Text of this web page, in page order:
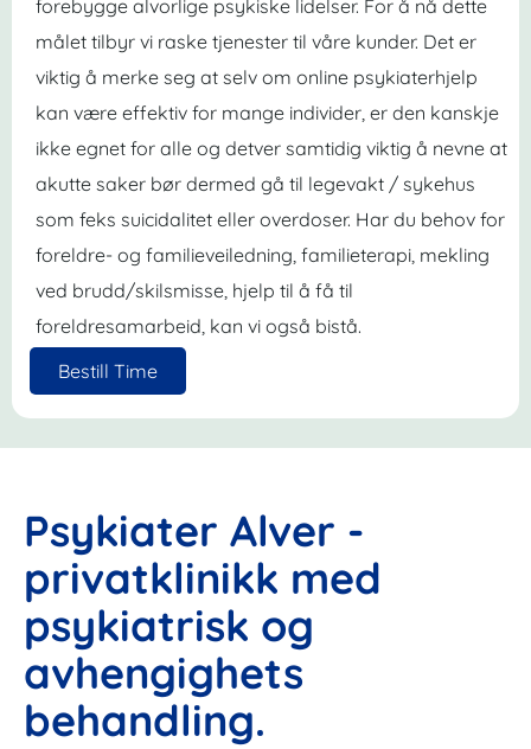
forebygge alvorlige psykiske lidelser. For å nå dette
målet tilbyr vi raske tjenester til våre kunder. Det er
viktig å merke seg at selv om online psykiaterhjelp
kan være effektiv for mange individer, er den kanskje
ikke egnet for alle og detver samtidig viktig å nevne at
akutte saker bør dermed gå til legevakt / sykehus
som feks suicidalitet eller overdoser. Har du behov for
foreldre- og familieveiledning, familieterapi, mekling
ved brudd/skilsmisse, hjelp til å få til
foreldresamarbeid, kan vi også bistå.
Bestill Time
Psykiater Alver -
privatklinikk med
psykiatrisk og
avhengighets
behandling.